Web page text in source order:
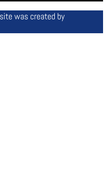
was created by